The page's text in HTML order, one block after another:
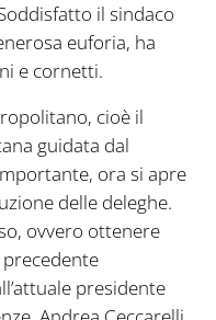
il sindaco
euforia, ha
e cornetti.
cioè il
guidata dal
ora si apre
delle deleghe.
ovvero ottenere
presidente